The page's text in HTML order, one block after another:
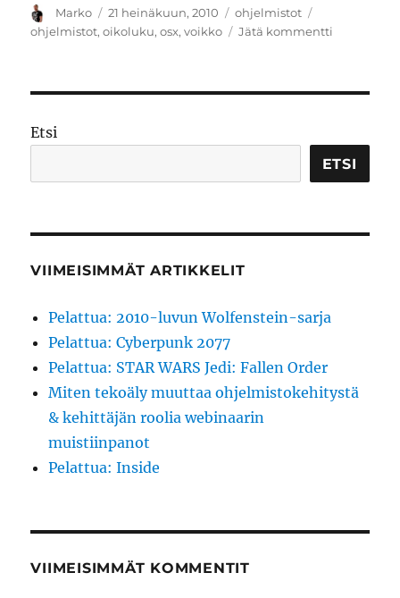
Kirjoittaja
Marko Julkaistu
21 heinäkuun, 2010 Kategoriat
ohjelmistot
ohjelmistot,oikoluku,osx,voikko Jätä kommentti
OS
X:lle
Etsi
ETSI
VIIMEISIMMÄT ARTIKKELIT
Pelattua: 2010-luvun Wolfenstein-sarja
Pelattua: Cyberpunk 2077
Pelattua: STAR WARS Jedi: Fallen Order
Miten tekoäly muuttaa ohjelmistokehitystä
& kehittäjän roolia webinaarin
muistiinpanot
Pelattua: Inside
VIIMEISIMMÄT KOMMENTIT